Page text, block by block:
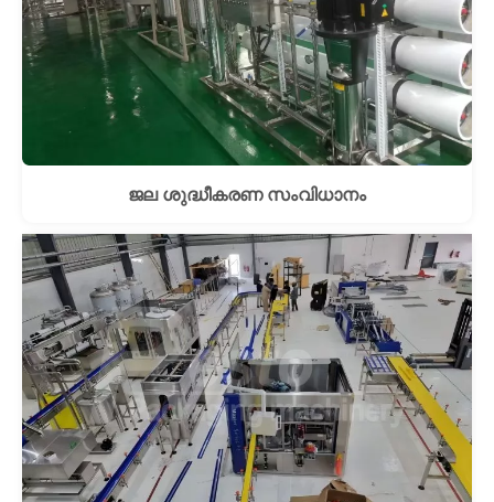
ജല ശുദ്ധീകരണ സംവിധാനം